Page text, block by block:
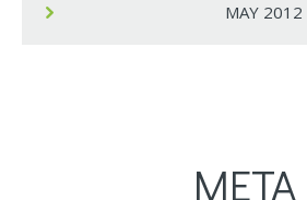
MAY 2012
META